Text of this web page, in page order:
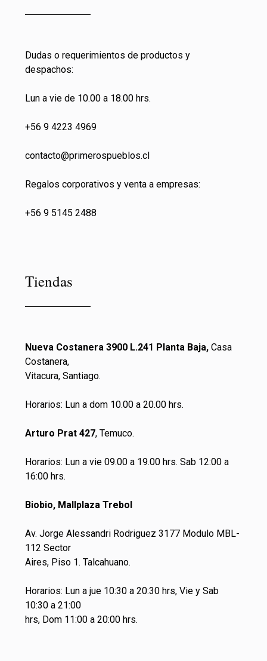
Dudas o requerimientos de productos y
despachos:
Lun a vie de 10.00 a 18.00 hrs.
+56 9 4223 4969
contacto@primerospueblos.cl
Regalos corporativos y venta a empresas:
+56 9 5145 2488
Tiendas
Nueva Costanera 3900 L.241 Planta Baja, Casa
Costanera,
Vitacura, Santiago.
Horarios: Lun a dom 10.00 a 20.00 hrs.
Arturo Prat 427, Temuco.
Horarios: Lun a vie 09.00 a 19.00 hrs. Sab 12:00 a
16:00 hrs.
Biobio, Mallplaza Trebol
Av. Jorge Alessandri Rodriguez 3177 Modulo MBL-
112 Sector
Aires, Piso 1. Talcahuano.
Horarios: Lun a jue 10:30 a 20:30 hrs, Vie y Sab
10:30 a 21:00
hrs, Dom 11:00 a 20:00 hrs.